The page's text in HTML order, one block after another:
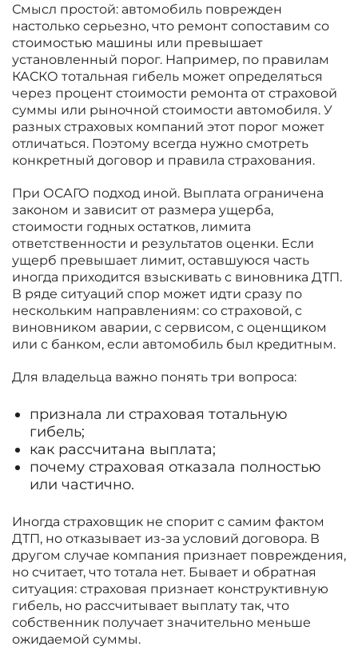
Смысл простой: автомобиль поврежден
настолько серьезно, что ремонт сопоставим со
стоимостью машины или превышает
установленный порог. Например, по правилам
КАСКО тотальная гибель может определяться
через процент стоимости ремонта от страховой
суммы или рыночной стоимости автомобиля. У
разных страховых компаний этот порог может
отличаться. Поэтому всегда нужно смотреть
конкретный договор и правила страхования.
При ОСАГО подход иной. Выплата ограничена
законом и зависит от размера ущерба,
стоимости годных остатков, лимита
ответственности и результатов оценки. Если
ущерб превышает лимит, оставшуюся часть
иногда приходится взыскивать с виновника ДТП.
В ряде ситуаций спор может идти сразу по
нескольким направлениям: со страховой, с
виновником аварии, с сервисом, с оценщиком
или с банком, если автомобиль был кредитным.
Для владельца важно понять три вопроса:
признала ли страховая тотальную
гибель;
как рассчитана выплата;
почему страховая отказала полностью
или частично.
Иногда страховщик не спорит с самим фактом
ДТП, но отказывает из-за условий договора. В
другом случае компания признает повреждения,
но считает, что тотала нет. Бывает и обратная
ситуация: страховая признает конструктивную
гибель, но рассчитывает выплату так, что
собственник получает значительно меньше
ожидаемой суммы.